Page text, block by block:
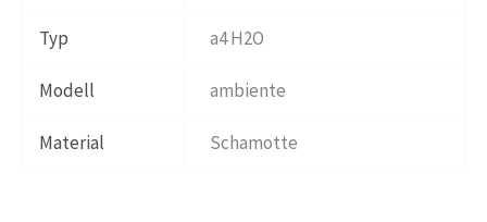
Typ a4 H2O
Modell ambiente
Material Schamotte